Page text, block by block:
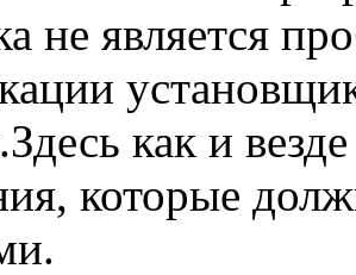
не является
как и
которые